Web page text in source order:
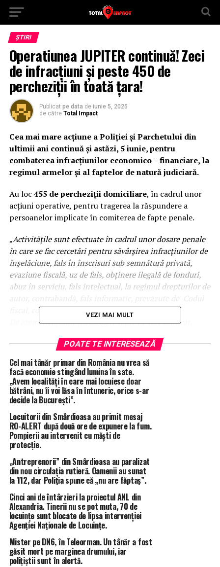
ȘTIRI
Operatiunea JUPITER continuă! Zeci
de infracțiuni și peste 450 de
percheziții în toată țara!
Publicat pe data de iunie 5, 2025
de către Total Impact
Cea mai mare acțiune a Poliției și Parchetului din
ultimii ani continuă și astăzi, 5 iunie, pentru
combaterea infracțiunilor economico – financiare, la
regimul armelor și al faptelor de natură judiciară.
Au loc 455 de percheziții domiciliare, în cadrul unor
acțiuni operative, pentru tragerea la răspundere a
persoanelor implicate în comiterea de fapte penale.
„Activitățile sunt efectuate în cadrul unor dosare penale
în care se fac cercetări pentru săvârșirea infracțiunilor de
înșelăciune, fals în înscrisuri sub semnătură privată,
evaziune fiscală, uz de fals, obținere ilegală de fonduri,
abuz în serviciu, fals intelectual, la regimul drepturilor de
fiscal, contrafacere și spălarea banilor.
De asemenea, sunt investigate fapte de furt calificat,
camătă, tăinuire, la Codul Silvic și nerespectarea
regimului armelor și al munițiilor.
Acțiunile urmăresc documentarea activității infracționale
a persoanelor cercetate, recuperarea prejudiciilor și
indisponibilizarea bunurilor obținute din săvârșirea de
infracțiuni sau deținute ilegal.
conduse la audieri, în vederea luării măsurilor legale în
fiecare cauză.
Activitățile de astăzi se desfășoară în contextul măsurilor
luate la nivelul Poliției Române, pentru combaterea
infracționalității de orice fel” ,a transmis Poliția Română.
VEZI MAI MULT
POATE TE INTERESEAZĂ
Cel mai tânăr primar din România nu vrea să
facă economie stingând lumina în sate.
„Avem localități în care mai locuiesc doar
bătrâni, nu îi voi lăsa în întuneric, orice s-ar
decide la București”.
Locuitorii din Smârdioasa au primit mesaj
RO-ALERT după două ore de expunere la fum.
Pompierii au intervenit cu măști de
protecție.
„Antreprenorii” din Smârdioasa au paralizat
din nou circulația rutieră. Oamenii au sunat
la 112, dar Poliția spune că „nu are făptaș”.
Cinci ani de întârzieri la proiectul ANL din
Alexandria. Tinerii nu se pot muta, 70 de
locuințe sunt blocate de lipsa intervenției
Agenției Naționale de Locuințe.
Mister pe DN6, în Teleorman. Un tânăr a fost
găsit mort pe marginea drumului, iar
polițiștii sunt în alertă.